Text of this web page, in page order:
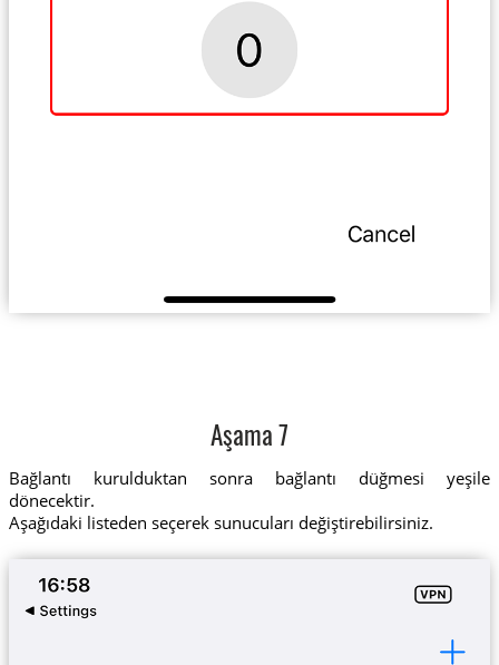
Aşama 7
Bağlantı kurulduktan sonra bağlantı düğmesi yeşile
dönecektir.
Aşağıdaki listeden seçerek sunucuları değiştirebilirsiniz.